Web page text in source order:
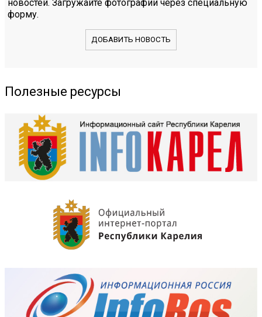
новостей. Загружайте фотографии через специальную
форму.
ДОБАВИТЬ НОВОСТЬ
Полезные ресурсы